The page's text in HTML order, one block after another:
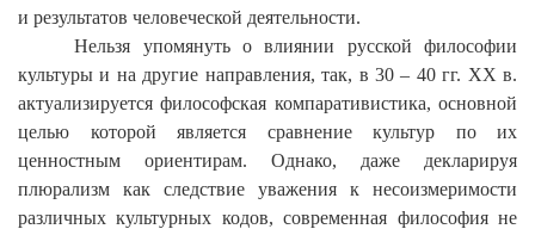
и результатов человеческой деятельности.
Нельзя упомянуть о влиянии русской философии
культуры и на другие направления, так, в 30– 40 гг. XX в.
актуализируется философская компаративистика, основной
целью которой является сравнение культур по их
ценностным ориентирам. Однако, даже декларируя
плюрализм как следствие уважения к несоизмеримости
различных культурных кодов, современная философия не